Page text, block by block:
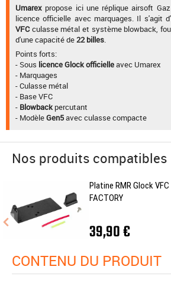
Umarex propose ici une réplique airsoft
licence officielle avec marquages. Il s'agit
VFCculasse métal et système blowback,
d'une capacité de22 billes
Points forts:
- Sous licence Glock officielleavec Umarex
- Marquages
- Culasse métal
- Base VFC
- Blowbackpercutant
- ModèleGen5avec culasse compacte
Nos produits compatibles
Platine RMR Glock
FACTORY
39,90 €
CONTENU DU PRODUIT